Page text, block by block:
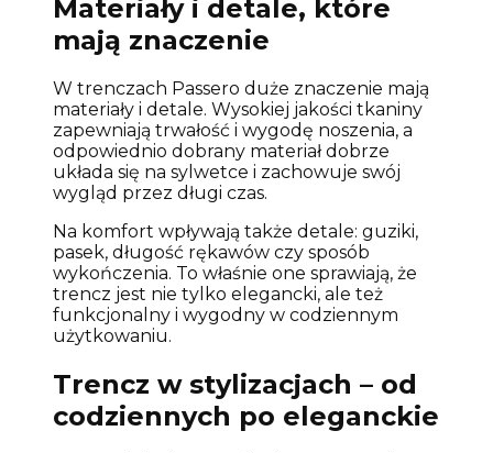
Materiały i detale, które
mają znaczenie
W trenczach Passero duże znaczenie mają
materiały i detale. Wysokiej jakości tkaniny
zapewniają trwałość i wygodę noszenia, a
odpowiednio dobrany materiał dobrze
układa się na sylwetce i zachowuje swój
wygląd przez długi czas.
Na komfort wpływają także detale: guziki,
pasek, długość rękawów czy sposób
wykończenia. To właśnie one sprawiają, że
trencz jest nie tylko elegancki, ale też
funkcjonalny i wygodny w codziennym
użytkowaniu.
Trencz w stylizacjach – od
codziennych po eleganckie